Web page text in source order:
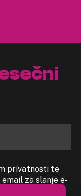
privatnosti te
za slanje e-